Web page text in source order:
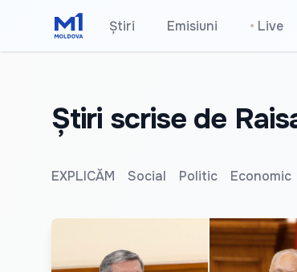
Știri Emisiuni • Live
Știri scrise de
EXPLICĂM Social Politic Economic